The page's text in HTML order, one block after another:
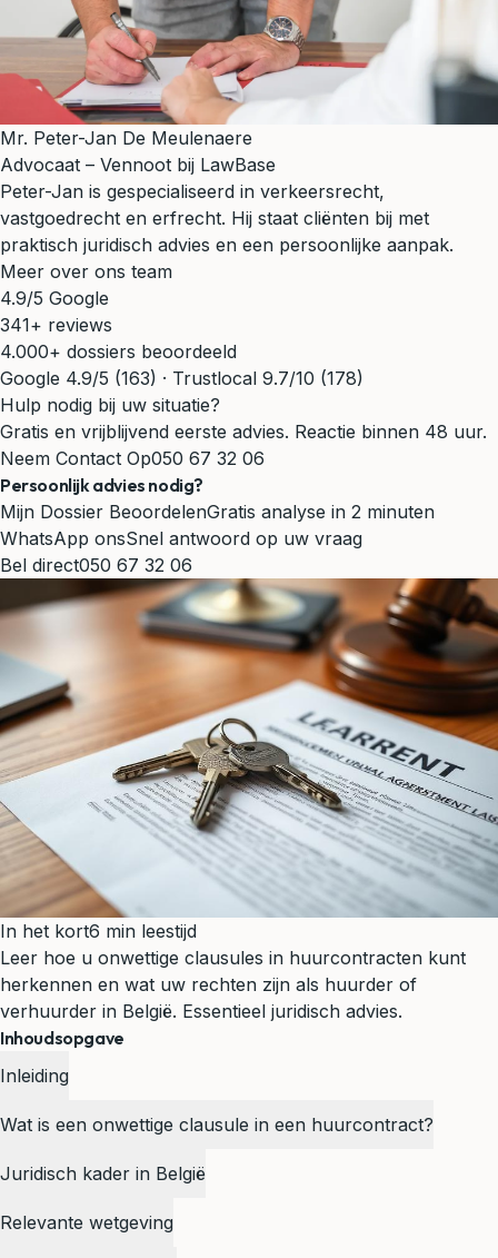
Mr. Peter-Jan De Meulenaere
Advocaat – Vennoot bij LawBase
Peter-Jan is gespecialiseerd in verkeersrecht,
vastgoedrecht en erfrecht. Hij staat cliënten bij met
praktisch juridisch advies en een persoonlijke aanpak.
Meer over ons team
4.9/5 Google
341+ reviews
4.000+ dossiers beoordeeld
Google 4.9/5 (163) · Trustlocal 9.7/10 (178)
Hulp nodig bij uw situatie?
Gratis en vrijblijvend eerste advies. Reactie binnen 48 uur.
Neem Contact Op050 67 32 06
Persoonlijk advies nodig?
Mijn Dossier BeoordelenGratis analyse in 2 minuten
WhatsApp onsSnel antwoord op uw vraag
Bel direct050 67 32 06
In het kort6 min leestijd
Leer hoe u onwettige clausules in huurcontracten kunt
herkennen en wat uw rechten zijn als huurder of
verhuurder in België. Essentieel juridisch advies.
Inhoudsopgave
Inleiding
Wat is een onwettige clausule in een huurcontract?
Juridisch kader in België
Relevante wetgeving